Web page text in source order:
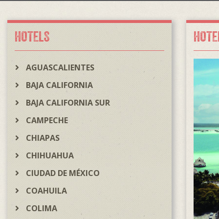
HOTELS
AGUASCALIENTES
BAJA CALIFORNIA
BAJA CALIFORNIA SUR
CAMPECHE
CHIAPAS
CHIHUAHUA
CIUDAD DE MÉXICO
COAHUILA
COLIMA